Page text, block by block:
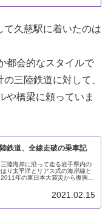
て久慈駅に着いたのは
都会的なスタイルで
三陸鉄道に対して、
や橋梁に頼っていま
鉄道、全線走破の乗車記
陸海岸に沿って走る岩手県内の
り太平洋とリアス式の海岸線と
年の東日本大震災から復興を
2021.02.15